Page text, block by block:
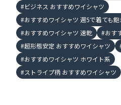
ビジネス おすすめワイシャツ
おすすめワイシャツ 週5で着ても
おすすめワイシャツ 速乾
おす
超形態安定 おすすめワイシャツ
おすすめワイシャツ ホワイト系
ストライプ柄 おすすめワイシャツ